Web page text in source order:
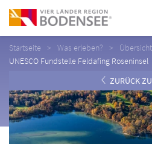
Startseite Was erleben?
UNESCO Fundstelle Feldafing Roseninsel
ZURÜCK